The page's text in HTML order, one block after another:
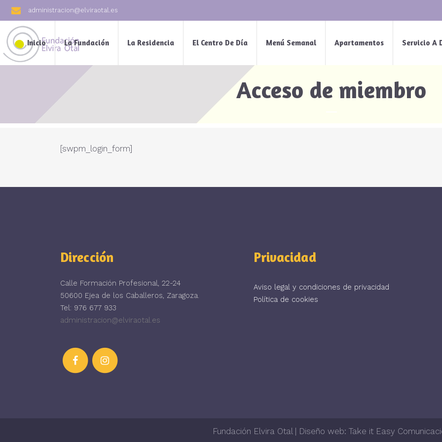
administracion@elviraotal.es
Inicio La Fundación La Residencia El Centro De Día Menú Semanal Apartamentos Servicio A
Acceso de miembro
[swpm_login_form]
Dirección
Calle Formación Profesional, 22-24
50600 Ejea de los Caballeros, Zaragoza.
Tel: 976 677 933
administracion@elviraotal.es
Privacidad
Aviso legal y condiciones de privacidad
Política de cookies
Fundación Elvira Otal | Diseño web: Take it Easy